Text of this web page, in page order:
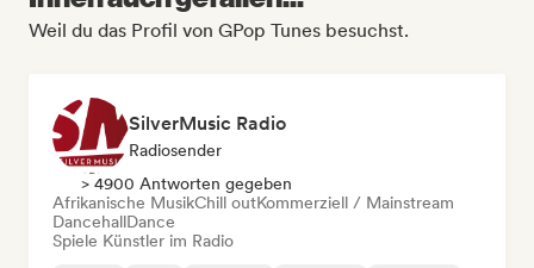
Weil du das Profil von GPop Tunes besuchst.
SilverMusic Radio
Radiosender
> 4900 Antworten gegeben
Afrikanische MusikChill outKommerziell / Mainstream
DancehallDance
Spiele Künstler im Radio